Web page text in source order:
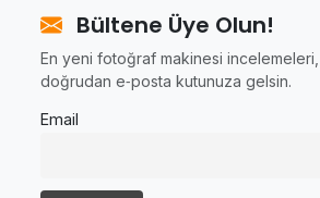
Bültene Üye Olun!
En yeni fotoğraf makinesi
doğrudan e‑posta kutunuza gelsin.
Email